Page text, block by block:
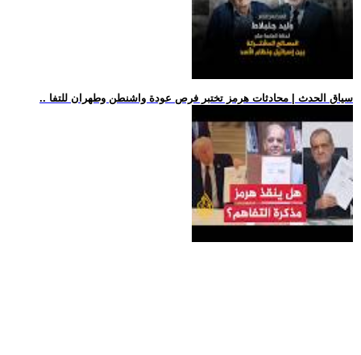
.. سياق الحدث | محادثات هرمز تختبر فرص عودة واشنطن وطهران للتفا